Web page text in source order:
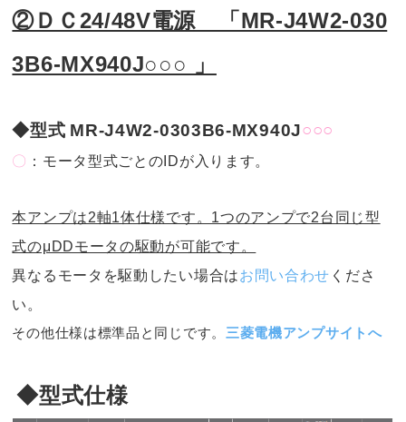
②ＤＣ24/48V電源 「MR-J4W2-030
3B6-MX940J○○○ 」
◆型式 MR-J4W2-0303B6-MX940J○○○
〇 ：モータ型式ごとのIDが入ります。
本アンプは2軸1体仕様です。1つのアンプで2台同じ型
式のμDDモータの駆動が可能です。
異なるモータを駆動したい場合はお問い合わせ くださ
い。
その他仕様は標準品と同じです。 三菱電機アンプサイトへ
◆型式仕様